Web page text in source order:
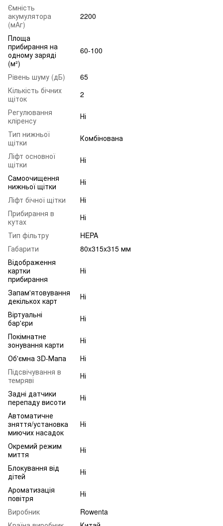
Ємність
акумулятора
(мАг)
2200
Площа
прибирання на
одному заряді
(м²)
60-100
Рівень шуму (дБ)
65
Кількість бічних
щіток
2
Регулювання
кліренсу
Ні
Тип нижньої
щітки
Комбінована
Ліфт основної
щітки
Ні
Самоочищення
нижньої щітки
Ні
Ліфт бічної щітки
Ні
Прибирання в
кутах
Ні
Тип фільтру
HEPA
Габарити
80x315x315 мм
Відображення
картки
прибирання
Ні
Запам'ятовування
декількох карт
Ні
Віртуальні
бар'єри
Ні
Покімнатне
зонування карти
Ні
Об'ємна 3D-Мапа
Ні
Підсвічування в
темряві
Ні
Задні датчики
перепаду висоти
Ні
Автоматичне
зняття/установка
миючих насадок
Ні
Окремий режим
миття
Ні
Блокування від
дітей
Ні
Ароматизація
повітря
Ні
Виробник
Rowenta